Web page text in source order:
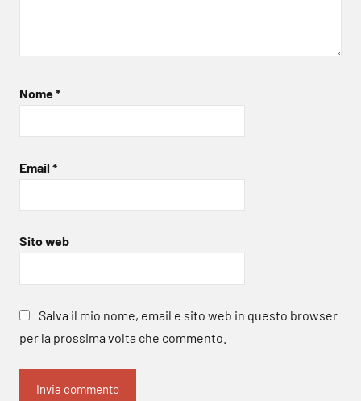
Nome*
Email *
Sito web
Salva il mio nome, email e sito web in questo browser
per la prossima volta che commento.